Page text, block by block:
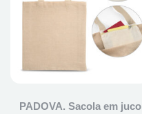
PADOVA. Sacola em juco